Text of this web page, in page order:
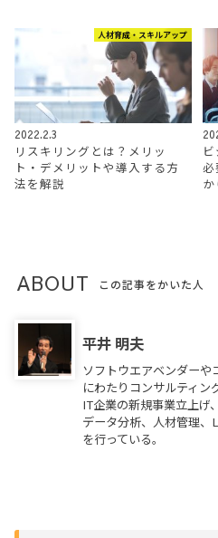
人材育成・スキルアップ
2022.2.3
リスキリングとは？メリッ
ト・デメリットや導入する方
法を解説
必
ABOUT この記事をかいた人
平井 明夫
ソフトウエアベンダーや
にわたりコンサルティン
IT企業の新規事業立上げ
データ分析、人材管理
を行っている。